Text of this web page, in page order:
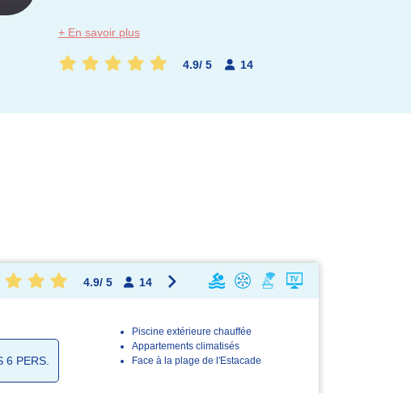
+ En savoir plus
4.9/ 5 14
4.9/ 5 14
4.9/5 4.9/5
La station /
6 PERS.
Piscine extérieure chauffée
Appartements climatisés
Face à la plage de l'Estacade